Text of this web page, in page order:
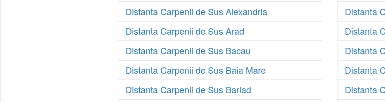
Distanta Carpenii de Sus Alexandria
Distanta Carpenii de Sus Arad
Distanta Carpenii de Sus Bacau
Distanta Carpenii de Sus Baia Mare
Distanta Carpenii de Sus Barlad
Distanta
Distanta
Distanta
Distanta
Distanta